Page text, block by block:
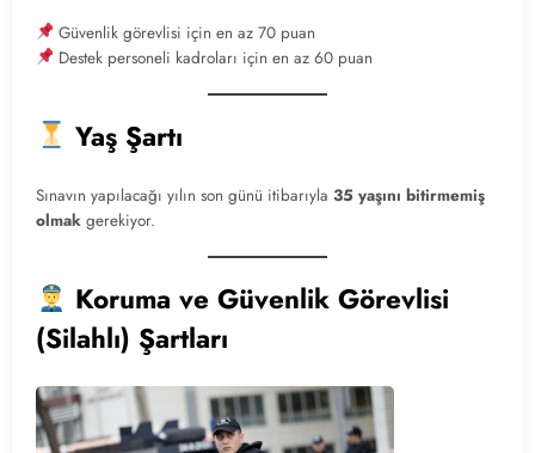
Güvenlik görevlisi için en az 70 puan
Destek personeli kadroları için en az 60 puan
Yaş Şartı
Sınavın yapılacağı yılın son günü itibarıyla 35 yaşını bitirmemiş
olmak gerekiyor.
Koruma ve Güvenlik Görevlisi
(Silahlı) Şartları